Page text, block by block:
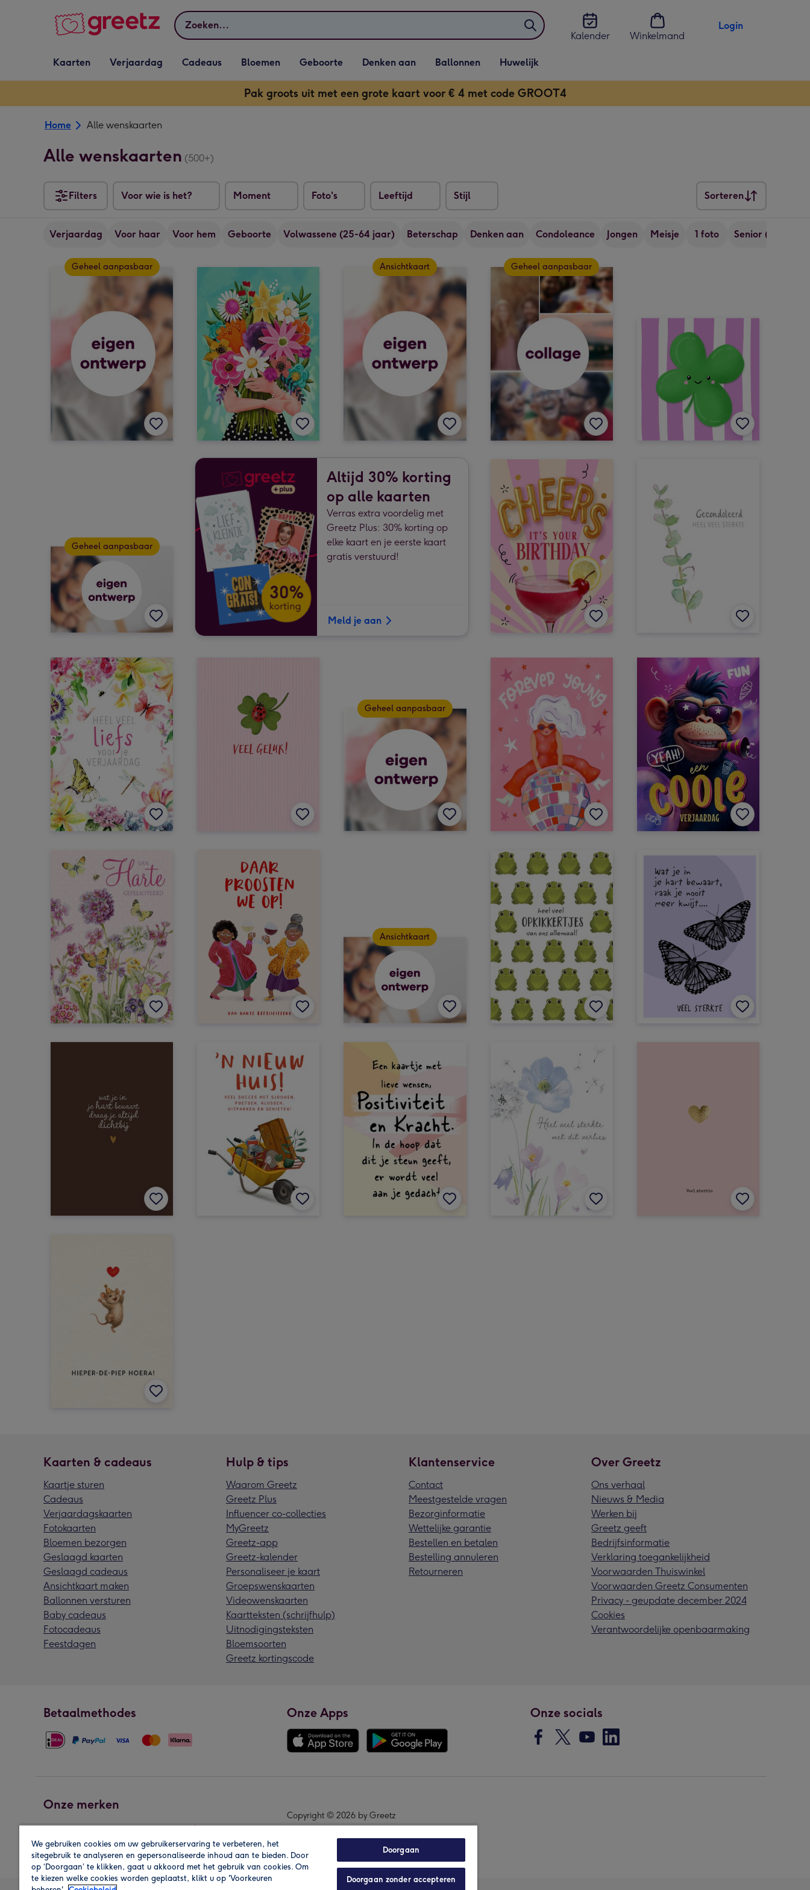
Zoeken
Kalender
Winkelmand
Login
Vervolgkeuzelijst
Kaarten openen
Kaarten
Vervolgkeuzelijst
Verjaardag openen
Verjaardag
Vervolgkeuzelijst
Cadeaus openen
Cadeaus
Vervolgkeuzelijst
Bloemen openen
Bloemen
Vervolgkeuzelijst
Geboorte openen
Geboorte
Vervolgkeuzelijst
Denken aan openen
Denken aan
Vervolgkeuzelijst
Ballonnen openen
Ballonnen
Vervolgkeuzelijst
Huwelijk openen
Huwelijk
Pak groots uit met een grote kaart voor € 4 met code GROOT4
Home Alle wenskaarten
Alle wenskaarten (500+)
Filters Voor wie is het? Moment Foto's Leeftijd Stijl
Sorteren
Sorteren
Verjaardag Voor haar Voor hem Geboorte Volwassene (25-64 jaar) Beterschap Denken aan Condoleance Jongen Meisje 1 foto Senior (ouder
Geheel aanpasbaar Ansichtkaart Geheel aanpasbaar
Geheel aanpasbaar
Altijd 30% korting
op alle kaarten
Verras extra voordelig met
Greetz Plus: 30% korting op
elke kaart en je eerste kaart
gratis verstuurd!
Meld je aan
Geheel aanpasbaar
Ansichtkaart
Kaarten & cadeaus
Kaartje sturen
Cadeaus
Verjaardagskaarten
Fotokaarten
Bloemen bezorgen
Geslaagd kaarten
Geslaagd cadeaus
Ansichtkaart maken
Ballonnen versturen
Baby cadeaus
Fotocadeaus
Feestdagen
Hulp & tips
Waarom Greetz
Greetz Plus
Influencer co-collecties
MyGreetz
Greetz-app
Greetz-kalender
Personaliseer je kaart
Groepswenskaarten
Videowenskaarten
Kaartteksten (schrijfhulp)
Uitnodigingsteksten
Bloemsoorten
Greetz kortingscode
Klantenservice
Contact
Meestgestelde vragen
Bezorginformatie
Wettelijke garantie
Bestellen en betalen
Bestelling annuleren
Retourneren
Over Greetz
Ons verhaal
Nieuws & Media
Werken bij
Greetz geeft
Bedrijfsinformatie
Verklaring toegankelijkheid
Voorwaarden Thuiswinkel
Voorwaarden Greetz Consumenten
Privacy - geupdate december 2024
Cookies
Verantwoordelijke openbaarmaking
Betaalmethodes Onze Apps Onze socials
Onze merken
Copyright © 2026 by Greetz
We gebruiken cookies om uw gebruikerservaring te verbeteren, het
sitegebruik te analyseren en gepersonaliseerde inhoud aan te bieden. Door
op ‘Doorgaan’ te klikken, gaat u akkoord met het gebruik van cookies. Om
te kiezen welke cookies worden geplaatst, klikt u op 'Voorkeuren
Doorgaan
Doorgaan zonder accepteren